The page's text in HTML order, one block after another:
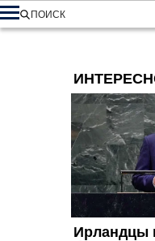
ПОИСК